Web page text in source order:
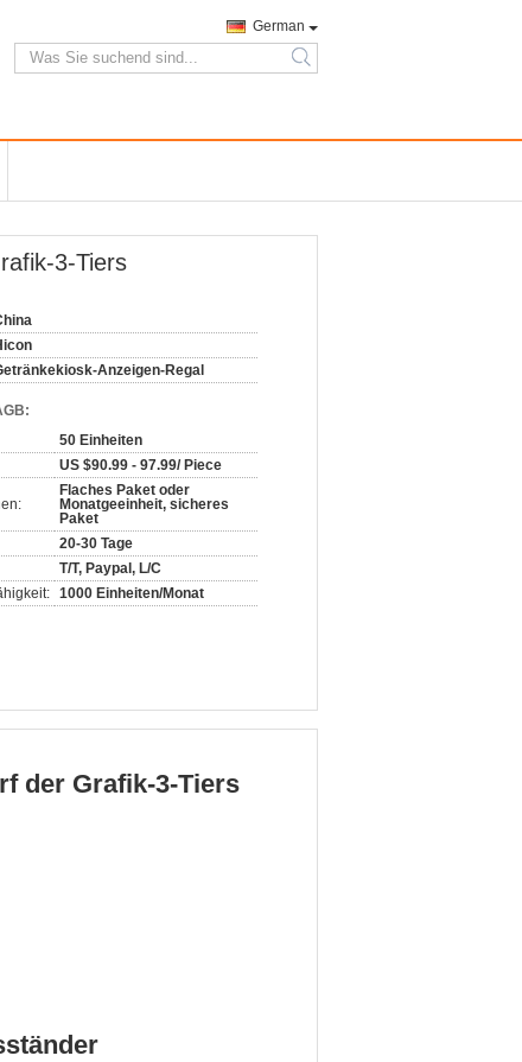
German
search
3-Tiers
Anzeigen-Regal
50 Einheiten
US $90.99 - 97.99/ Piece
Flaches Paket oder
Monatgeeinheit, sicheres
Paket
20-30 Tage
T/T, Paypal, L/C
1000 Einheiten/Monat
der Grafik-3-Tiers